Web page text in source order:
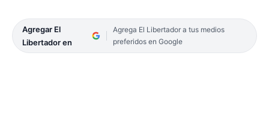
Agregar El
Libertador en
Agrega El Libertador a tus medios
preferidos en Google